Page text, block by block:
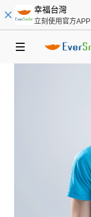
幸福台灣
立刻使用官方APP